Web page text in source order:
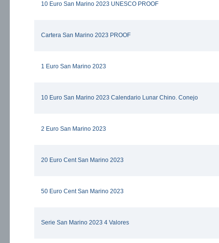
10 Euro San Marino 2023 UNESCO PROOF
Cartera San Marino 2023 PROOF
1 Euro San Marino 2023
10 Euro San Marino 2023 Calendario Lunar Chino. Conejo
2 Euro San Marino 2023
20 Euro Cent San Marino 2023
50 Euro Cent San Marino 2023
Serie San Marino 2023 4 Valores